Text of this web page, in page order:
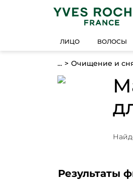
ЛИЦО ВОЛОСЫ
... Очищение и
Результаты